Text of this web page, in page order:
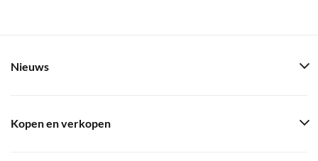
Nieuws
Kopen en verkopen